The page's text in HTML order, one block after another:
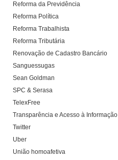
Reforma da Previdência
Reforma Política
Reforma Trabalhista
Reforma Tributária
Renovação de Cadastro Bancário
Sanguessugas
Sean Goldman
SPC & Serasa
TelexFree
Transparência e Acesso à Informação
Twitter
Uber
União homoafetiva